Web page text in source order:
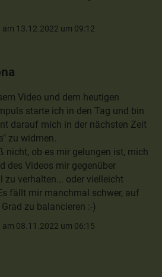
13.12.2022 um 09:12
Video und dem heutigen
starte ich in den Tag und bin
darauf mich in der nächsten Zeit
zu widmen.
nicht, ob es mir gelungen ist, mich
des Videos mir gegenüber
zu verhalten... oder vielleicht
fällt mir manchmal schwer, auf
zu balancieren :-)
08.11.2022 um 06:15